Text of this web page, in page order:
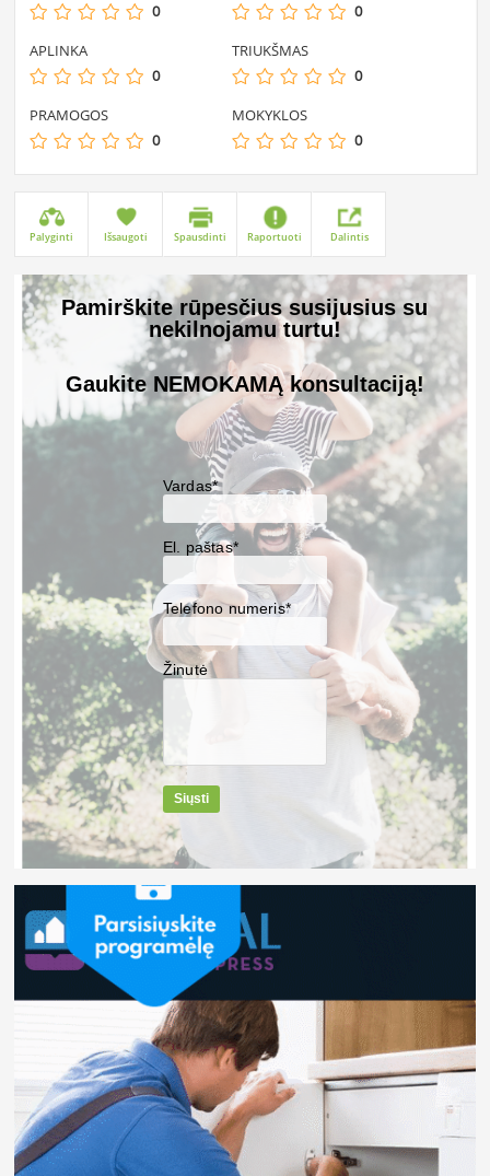
0
0
APLINKA
0
TRIUKŠMAS
0
PRAMOGOS
0
MOKYKLOS
0
Palyginti Išsaugoti Spausdinti Raportuoti Dalintis
Pamirškite rūpesčius susijusius su
nekilnojamu turtu!
Gaukite NEMOKAMĄ konsultaciją!
Vardas*
El. paštas*
Telefono numeris*
Žinutė
Siųsti